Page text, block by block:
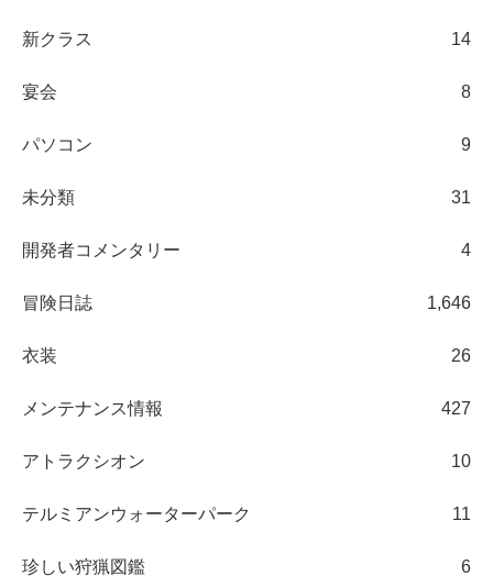
新クラス 14
宴会 8
パソコン 9
未分類 31
開発者コメンタリー 4
冒険日誌 1,646
衣装 26
メンテナンス情報 427
アトラクシオン 10
テルミアンウォーターパーク 11
珍しい狩猟図鑑 6